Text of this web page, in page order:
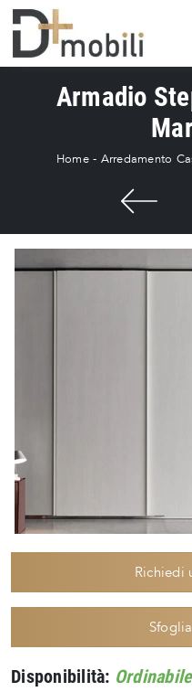
Armadio
Home- Arredamento
Richiedi
Disponibilità: Ordinabile